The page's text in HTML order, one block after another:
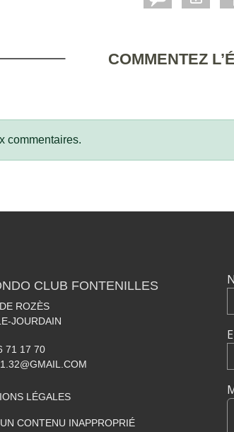
COMMENTEZ
commentaires.
CLUB FONTENILLES
ROZÈS
JOURDAIN
71 17 70
LÉGALES
CONTENU INAPPROPRIÉ